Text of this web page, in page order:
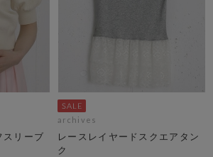
スリーブ
archives
レースレイヤードスクエアタン
ク